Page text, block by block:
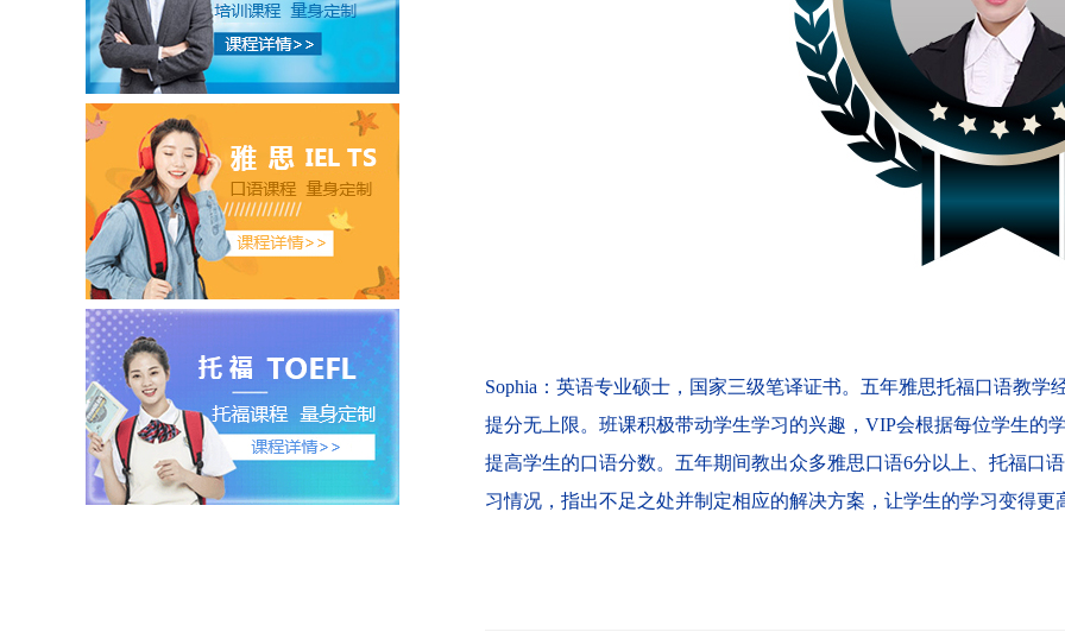
Sophia： 英语专业硕士，国家三级笔译证书。五年雅思托福口语教学
提分无上限。班课积极带动学生学习的兴趣，VIP会根据每位学生的
提高学生的口语分数。五年期间教出众多雅思口语6分以上、托福口
习情况，指出不足之处并制定相应的解决方案，让学生的学习变得更